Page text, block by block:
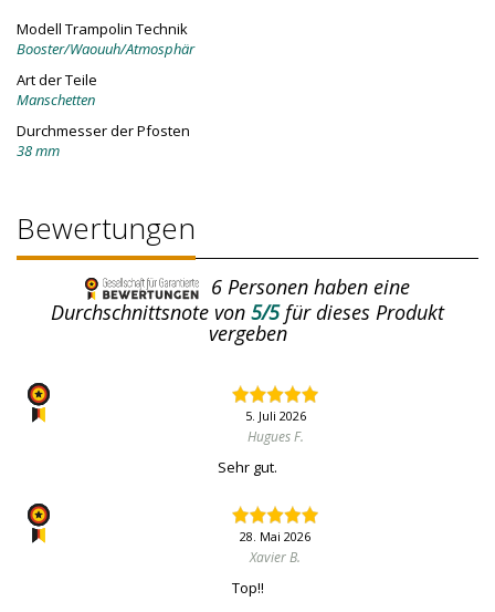
Modell Trampolin Technik
Booster/Waouuh/Atmosphär
Art der Teile
Manschetten
Durchmesser der Pfosten
38 mm
Bewertungen
6 Personen haben eine
Durchschnittsnote von 5/5für dieses Produkt
vergeben
5. Juli 2026
Hugues F.
Sehr gut.
28. Mai 2026
Xavier B.
Top!!